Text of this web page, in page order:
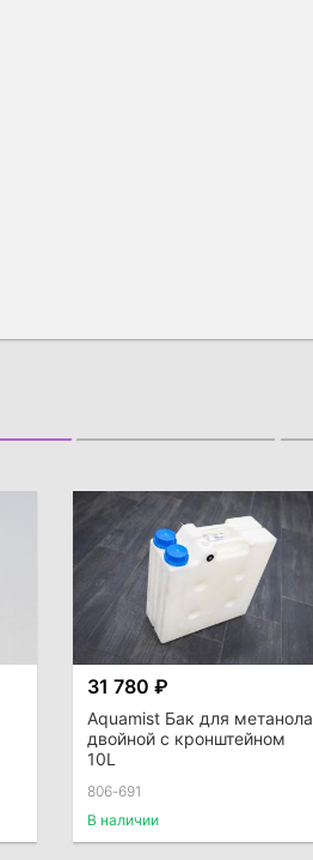
31 780 ₽
Aquamist Бак для метанола
двойной с кронштейном
10L
806-691
В наличии